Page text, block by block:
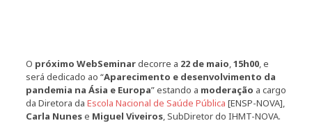
O próximo WebSeminardecorre a 22 de maio,15h00, e
será dedicado ao “Aparecimento e desenvolvimento da
pandemia na Ásia e Europa” estando a moderação a cargo
da Diretora da Escola Nacional de Saúde Pública [ENSP-NOVA],
Carla Nunese Miguel Viveiros, SubDiretor do IHMT-NOVA.